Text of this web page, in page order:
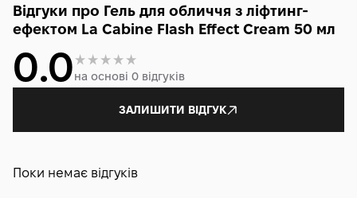
Відгуки про Гель для обличчя з ліфтинг-
ефектом La Cabine Flash Effect Cream 50 мл
0.0на основі 0 відгуків
ЗАЛИШИТИ ВІДГУК
Поки немає відгуків